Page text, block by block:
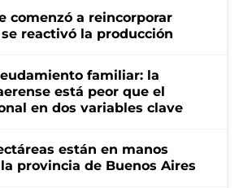
comenzó a reincorporar
reactivó la producción
familiar: la
está peor que el
en dos variables clave
están en manos
provincia de Buenos Aires